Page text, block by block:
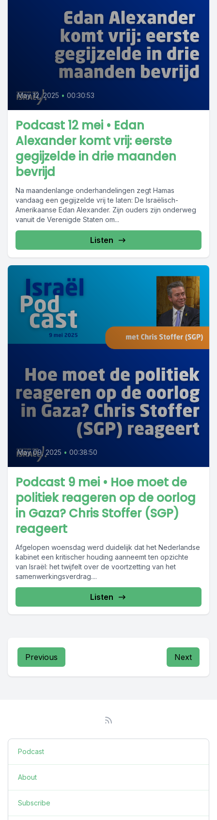
May 12, 2025 • 00:30:53
Podcast 12 mei • Edan
Alexander komt vrij: eerste
gegijzelde in drie maanden
bevrijd
Na maandenlange onderhandelingen zegt Hamas
vandaag een gegijzelde vrij te laten: De Israëlisch-
Amerikaanse Edan Alexander. Zijn ouders zijn onderweg
vanuit de Verenigde Staten om...
Listen
May 09, 2025 • 00:38:50
Podcast 9 mei • Hoe moet de
politiek reageren op de oorlog
in Gaza? Chris Stoffer (SGP)
reageert
Afgelopen woensdag werd duidelijk dat het Nederlandse
kabinet een kritischer houding aanneemt ten opzichte
van Israël: het twijfelt over de voortzetting van het
samenwerkingsverdrag....
Listen
Previous Next
Podcast
About
Subscribe